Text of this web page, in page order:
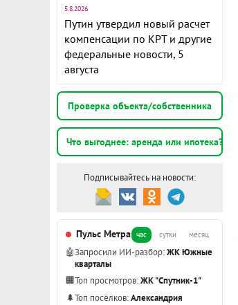
5.8.2026
Путин утвердил новый расчет
компенсации по КРТ и другие
федеральные новости, 5
августа
Проверка объекта/собственника
Что выгоднее: аренда или ипотека?
Подписывайтесь на новости:
Пульс Метра час сутки месяц
🤖Запросили ИИ-разбор:ЖК Южные
кварталы
🏢Топ просмотров:ЖК "Спутник-1"
🌲Топ посёлков:Александрия